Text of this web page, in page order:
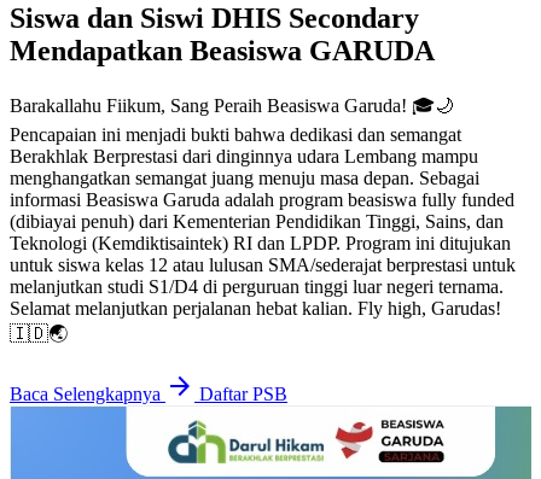
Berakhlak Berprestasi
Kami Menjadi Sekolah Garuda
Transformasi
Kemendiktisaintek menetapkan SMA Darul Hikam International
School (DHIS) sebagai Sekolah Garuda Transformasi. Penetapan
SMA Unggul Garuda Transformasi dilakukan berdasarkan penilaian
potensi akademik sebagai parameter utama, selain pemerataan
arrow_forward Daftar PSB
Siswa dan Siswi DHIS Secondary
Mendapatkan Beasiswa GARUDA
Barakallahu Fiikum, Sang Peraih Beasiswa Garuda! 🎓🌙
Pencapaian ini menjadi bukti bahwa dedikasi dan semangat
Berakhlak Berprestasi dari dinginnya udara Lembang mampu
menghangatkan semangat juang menuju masa depan. Sebagai
informasi Beasiswa Garuda adalah program beasiswa fully funded
(dibiayai penuh) dari Kementerian Pendidikan Tinggi, Sains, dan
Teknologi (Kemdiktisaintek) RI dan LPDP. Program ini ditujukan
untuk siswa kelas 12 atau lulusan SMA/sederajat berprestasi untuk
melanjutkan studi S1/D4 di perguruan tinggi luar negeri ternama.
Selamat melanjutkan perjalanan hebat kalian. Fly high, Garudas!
🇮🇩🌏
Baca Selengkapnya arrow_forward Daftar PSB